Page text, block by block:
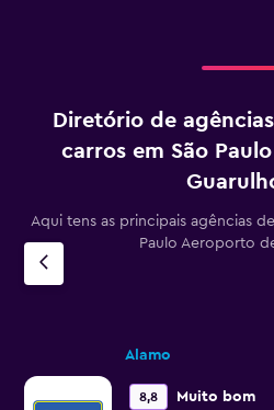
Diretório de
carros em São
Aqui tens as principais agências
Paulo Aeroporto
Alamo
8,8 Muito bom